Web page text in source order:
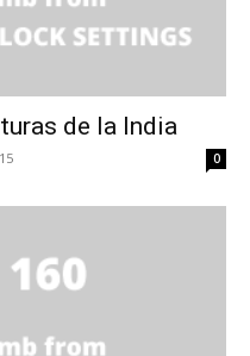
de la India
0